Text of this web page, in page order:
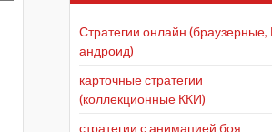
Стратегии онлайн (браузерные,
андроид)
карточные стратегии
(коллекционные ККИ)
стратегии с анимацией боя